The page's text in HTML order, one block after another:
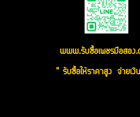
www.รับซื้อเพชรมือสอง
" รับซื้อให้ราคาสูง จ่ายเ